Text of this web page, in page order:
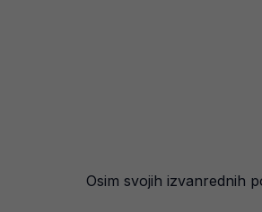
Osim svojih izvanrednih